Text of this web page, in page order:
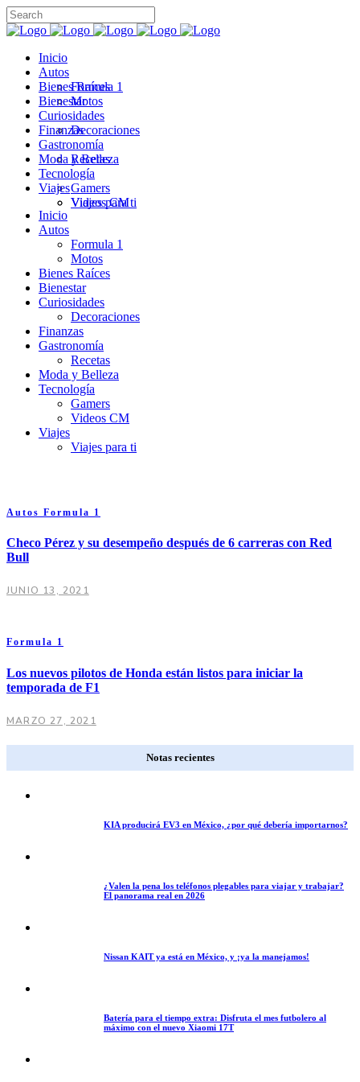
Inicio
Autos
Formula 1
Motos
Bienes Raíces
Bienestar
Curiosidades
Decoraciones
Finanzas
Gastronomía
Recetas
Moda y Belleza
Tecnología
Gamers
Videos CM
Viajes
Viajes para ti
Inicio
Autos
Formula 1
Motos
Bienes Raíces
Bienestar
Curiosidades
Decoraciones
Finanzas
Gastronomía
Recetas
Moda y Belleza
Tecnología
Gamers
Videos CM
Viajes
Viajes para ti
Autos Formula 1
Checo Pérez y su desempeño después de 6 carreras con Red
Bull
JUNIO 13, 2021
Formula 1
Los nuevos pilotos de Honda están listos para iniciar la
temporada de F1
MARZO 27, 2021
Notas recientes
KIA producirá EV3 en México, ¿por qué debería importarnos?
¿Valen la pena los teléfonos plegables para viajar y trabajar?
El panorama real en 2026
Nissan KAIT ya está en México, y ¡ya la manejamos!
Batería para el tiempo extra: Disfruta el mes futbolero al
máximo con el nuevo Xiaomi 17T